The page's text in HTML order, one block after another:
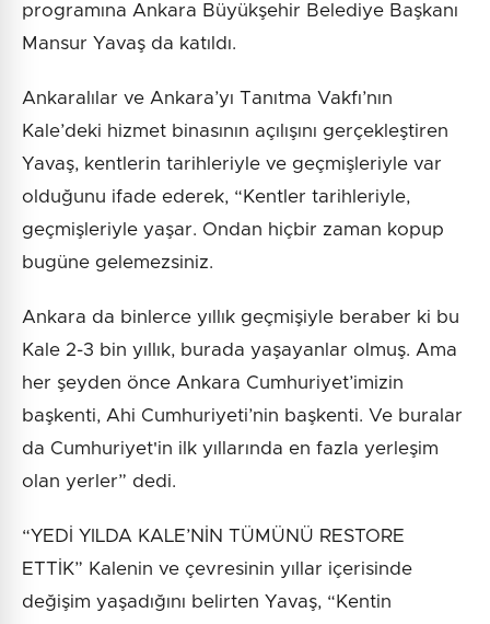
programına Ankara Büyükşehir Belediye Başkanı
Mansur Yavaş da katıldı.
Ankaralılar ve Ankara’yı Tanıtma Vakfı’nın
Kale’deki hizmet binasının açılışını gerçekleştiren
Yavaş, kentlerin tarihleriyle ve geçmişleriyle var
olduğunu ifade ederek, “Kentler tarihleriyle,
geçmişleriyle yaşar. Ondan hiçbir zaman kopup
bugüne gelemezsiniz.
Ankara da binlerce yıllık geçmişiyle beraber ki bu
Kale 2-3 bin yıllık, burada yaşayanlar olmuş. Ama
her şeyden önce Ankara Cumhuriyet’imizin
başkenti, Ahi Cumhuriyeti’nin başkenti. Ve buralar
da Cumhuriyet'in ilk yıllarında en fazla yerleşim
olan yerler” dedi.
“YEDİ YILDA KALE’NİN TÜMÜNÜ RESTORE
ETTİK” Kalenin ve çevresinin yıllar içerisinde
değişim yaşadığını belirten Yavaş, “Kentin